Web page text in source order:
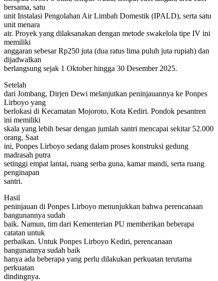
bersama, satu
unit Instalasi Pengolahan Air Limbah Domestik (IPALD), serta satu
unit menara
air. Proyek yang dilaksanakan dengan metode swakelola tipe IV ini
memiliki
anggaran sebesar Rp250 juta (dua ratus lima puluh juta rupiah) dan
dijadwalkan
berlangsung sejak 1 Oktober hingga 30 Desember 2025.
Setelah
dari Jombang, Dirjen Dewi melanjutkan peninjauannya ke Ponpes
Lirboyo yang
berlokasi di Kecamatan Mojoroto, Kota Kediri. Pondok pesantren
ini memiliki
skala yang lebih besar dengan jumlah santri mencapai sekitar 52.000
orang. Saat
ini, Ponpes Lirboyo sedang dalam proses konstruksi gedung
madrasah putra
setinggi empat lantai, ruang serba guna, kamar mandi, serta ruang
penginapan
santri.
Hasil
peninjauan di Ponpes Lirboyo menunjukkan bahwa perencanaan
bangunannya sudah
baik. Namun, tim dari Kementerian PU memberikan beberapa
catatan untuk
perbaikan. Untuk Ponpes Lirboyo Kediri, perencanaan
bangunannya sudah baik
hanya ada beberapa yang perlu dilakukan perkuatan terutama
perkuatan
dindingnya.